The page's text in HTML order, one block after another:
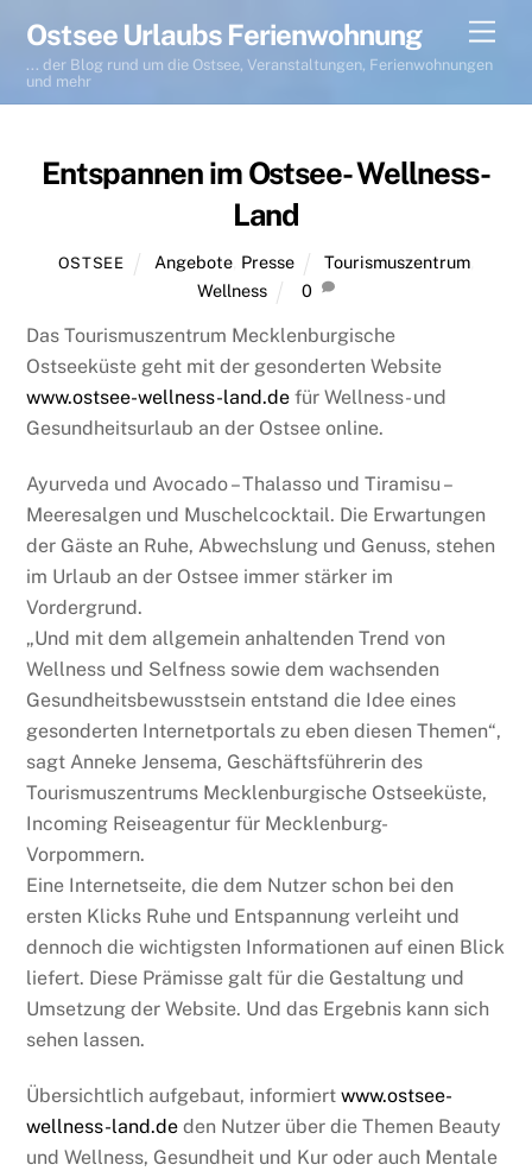
content
Ostsee Urlaubs Ferienwohnung
... der Blog rund um die Ostsee, Veranstaltungen, Ferienwohnungen
und mehr
Entspannen im Ostsee- Wellness-
Land
OSTSEE Angebote, Presse Tourismuszentrum
Wellness
0
Das Tourismuszentrum Mecklenburgische
Ostseeküste geht mit der gesonderten Website
www.ostsee-wellness-land.de für Wellness- und
Gesundheitsurlaub an der Ostsee online.
Ayurveda und Avocado – Thalasso und Tiramisu –
Meeresalgen und Muschelcocktail. Die Erwartungen
der Gäste an Ruhe, Abwechslung und Genuss, stehen
im Urlaub an der Ostsee immer stärker im
Vordergrund.
„Und mit dem allgemein anhaltenden Trend von
Wellness und Selfness sowie dem wachsenden
Gesundheitsbewusstsein entstand die Idee eines
gesonderten Internetportals zu eben diesen Themen“,
sagt Anneke Jensema, Geschäftsführerin des
Tourismuszentrums Mecklenburgische Ostseeküste,
Incoming Reiseagentur für Mecklenburg-
Vorpommern.
Eine Internetseite, die dem Nutzer schon bei den
ersten Klicks Ruhe und Entspannung verleiht und
dennoch die wichtigsten Informationen auf einen Blick
liefert. Diese Prämisse galt für die Gestaltung und
Umsetzung der Website. Und das Ergebnis kann sich
sehen lassen.
Übersichtlich aufgebaut, informiertwww.ostsee-
wellness-land.de den Nutzer über die Themen Beauty
und Wellness, Gesundheit und Kur oder auch Mentale